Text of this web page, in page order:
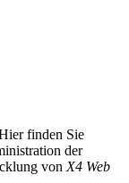
finden Sie
der
von X4 Web